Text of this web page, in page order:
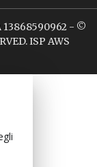
13868590962 - ©
ISP AWS